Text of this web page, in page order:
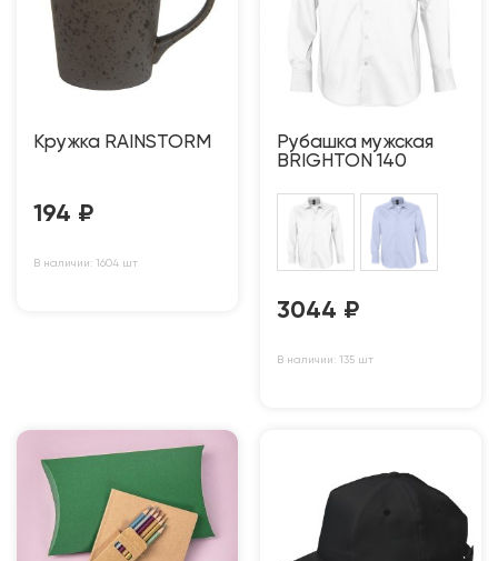
Кружка RAINSTORM
194 ₽
В наличии: 1604 шт
Рубашка мужская
BRIGHTON 140
3044 ₽
В наличии: 135 шт